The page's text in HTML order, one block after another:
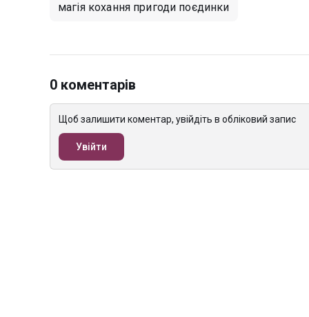
магія кохання пригоди поєдинки
0 коментарів
Щоб залишити коментар, увійдіть в обліковий запис
Увійти